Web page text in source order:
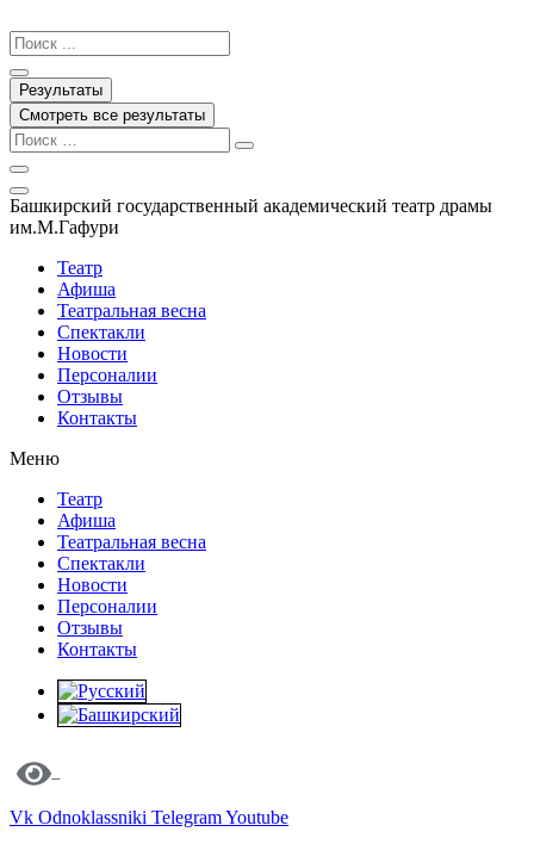
к
содержимому
Search
...
Результаты
Смотреть все результаты
Башкирский государственный академический театр драмы
им.М.Гафури
Театр
Афиша
Театральная весна
Спектакли
Новости
Персоналии
Отзывы
Контакты
Меню
Театр
Афиша
Театральная весна
Спектакли
Новости
Персоналии
Отзывы
Контакты
Vk Odnoklassniki TelegramYoutube